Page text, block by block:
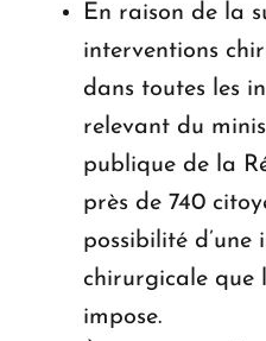
En raison de la
interventions
dans toutes les
relevant du
publique de la
près de 740
possibilité d’une
chirurgicale que
impose.